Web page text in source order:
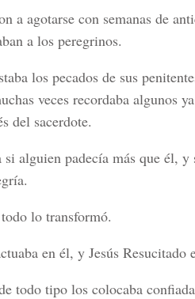
a agotarse con semanas de
a los peregrinos.
los pecados de sus
veces recordaba algunos
del sacerdote.
alguien padecía más que él,
lo transformó.
en él, y Jesús Resucitado
todo tipo los colocaba